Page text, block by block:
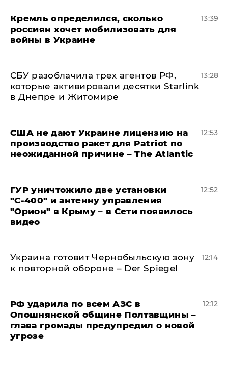
Кремль определился, сколько
россиян хочет мобилизовать для
войны в Украине
13:39
СБУ разоблачила трех агентов РФ,
которые активировали десятки Starlink
в Днепре и Житомире
13:28
США не дают Украине лицензию на
производство ракет для Patriot по
неожиданной причине – The Atlantic
12:53
ГУР уничтожило две установки
"С‑400" и антенну управления
"Орион" в Крыму – в Сети появилось
видео
12:52
Украина готовит Чернобыльскую зону
к повторной обороне – Der Spiegel
12:14
РФ ударила по всем АЗС в
Опошнянской общине Полтавщины –
глава громады предупредил о новой
угрозе
12:12